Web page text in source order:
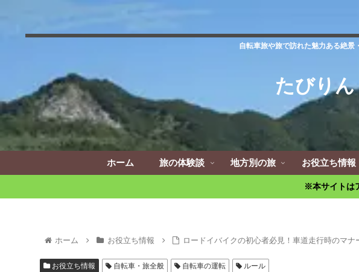
自転車旅や旅で訪れた魅力ある絶景
たびり
ホーム 旅の体験談 地方別の旅 お役立ち情報
※本サイトは
ホーム お役立ち情報 ロードイバイクの初心者必見！車道走行時のマナ
お役立ち情報 自転車・旅全般 自転車の運転 ルール